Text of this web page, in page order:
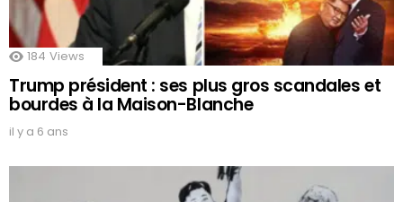
184 Views
Trump président : ses plus gros scandales et
bourdes à la Maison-Blanche
il y a 6 ans